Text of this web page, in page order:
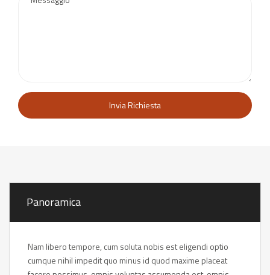
Invia Richiesta
Panoramica
Nam libero tempore, cum soluta nobis est eligendi optio
cumque nihil impedit quo minus id quod maxime placeat